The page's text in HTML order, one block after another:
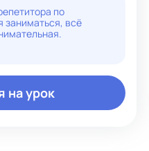
подход.
по
заниматься, всё
на урок